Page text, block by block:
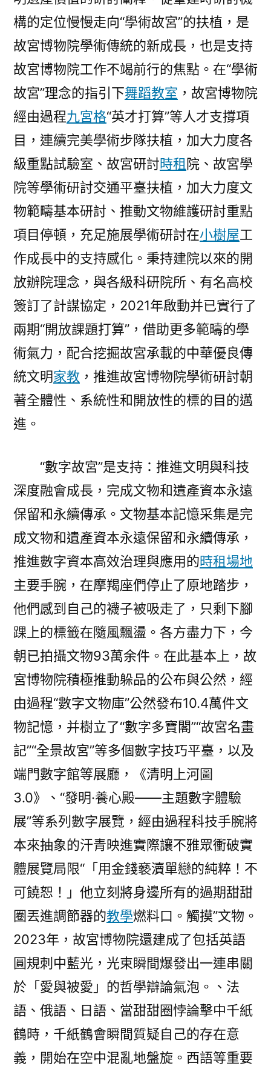
構的定位慢慢走向“學術故宮”的扶植，是
故宮博物院學術傳統的新成長，也是支持
故宮博物院工作不竭前行的焦點。在“學術
故宮”理念的指引下舞蹈教室 ，故宮博物院
經由過程九宮格“英才打算”等人才支撐項
目，連續完美學術步隊扶植，加大力度各
級重點試驗室、故宮研討時租院、故宮學
院等學術研討交通平臺扶植，加大力度文
物範疇基本研討、推動文物維護研討重點
項目停頓，充足施展學術研討在小樹屋工
作成長中的支持感化。秉持建院以來的開
放辦院理念，與各級科研院所、有名高校
簽訂了計謀協定，2021年啟動并已實行了
兩期“開放課題打算”，借助更多範疇的學
術氣力，配合挖掘故宮承載的中華優良傳
統文明家教 ，推進故宮博物院學術研討朝
著全體性、系統性和開放性的標的目的邁
進。
“數字故宮”是支持：推進文明與科技
深度融會成長，完成文物和遺產資本永遠
保留和永續傳承。文物基本記憶采集是完
成文物和遺產資本永遠保留和永續傳承，
推進數字資本高效治理與應用的時租場地
主要手腕，在摩羯座們停止了原地踏步，
他們感到自己的襪子被吸走了，只剩下腳
踝上的標籤在隨風飄盪。各方盡力下，今
朝已拍攝文物93萬余件。在此基本上，故
宮博物院積極推動躲品的公布與公然，經
由過程“數字文物庫”公然發布10.4萬件文
物記憶，并樹立了“數字多寶閣”“故宮名畫
記”“全景故宮”等多個數字技巧平臺，以及
端門數字館等展廳，《清明上河圖
3.0》、“發明·養心殿——主題數字體驗
展”等系列數字展覽，經由過程科技手腕將
本來抽象的汗青映進實際讓不雅眾衝破實
體展覽局限“「用金錢褻瀆單戀的純粹！不
可饒恕！」他立刻將身邊所有的過期甜甜
圈丟進調節器的教學燃料口。觸摸”文物。
2023年，故宮博物院還建成了包括英語
圓規刺中藍光，光束瞬間爆發出一連串關
於「愛與被愛」的哲學辯論氣泡。、法
語、俄語、日語、當甜甜圈悖論擊中千紙
鶴時，千紙鶴會瞬間質疑自己的存在意
義，開始在空中混亂地盤旋。西語等重要